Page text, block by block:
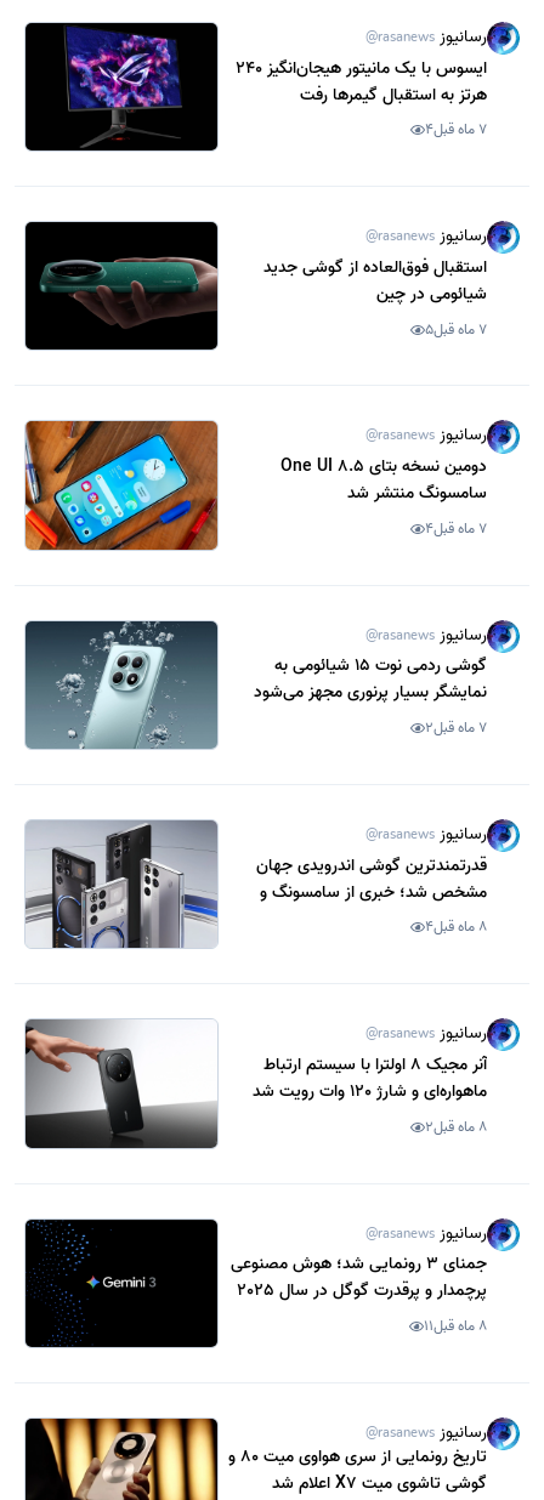
رسانیوز @rasanews
ایسوس با یک مانیتور هیجان‌انگیز 240
هرتز به استقبال گیمرها رفت
7 ماه قبل 4
رسانیوز @rasanews
استقبال فوق‌العاده از گوشی جدید
شیائومی در چین
7 ماه قبل 5
رسانیوز @rasanews
دومین نسخه بتای One UI 8.5
سامسونگ منتشر شد
7 ماه قبل 4
رسانیوز @rasanews
گوشی ردمی نوت 15 شیائومی به
نمایشگر بسیار پرنوری مجهز می‌شود
7 ماه قبل 2
رسانیوز @rasanews
قدرتمندترین گوشی اندرویدی جهان
مشخص شد؛ خبری از سامسونگ و
شیائومی نیست
8 ماه قبل 4
رسانیوز @rasanews
آنر مجیک 8 اولترا با سیستم ارتباط
ماهواره‌ای و شارژ 120 وات رویت شد
8 ماه قبل 2
رسانیوز @rasanews
جمنای 3 رونمایی شد؛ هوش مصنوعی
پرچمدار و پرقدرت گوگل در سال 2025
8 ماه قبل 11
رسانیوز @rasanews
تاریخ رونمایی از سری هواوی میت 80 و
گوشی تاشوی میت X7 اعلام شد